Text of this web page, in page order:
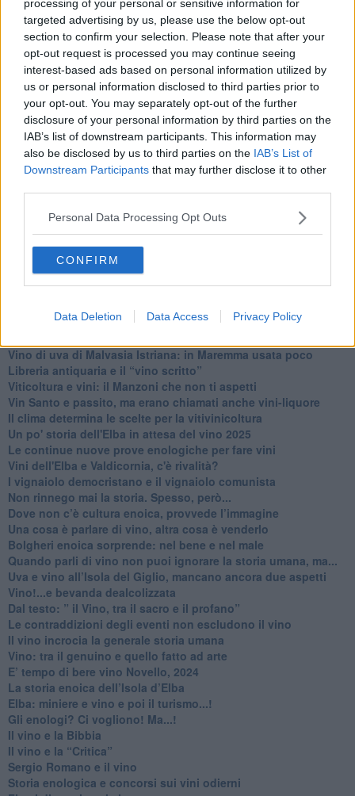
processing of your personal or sensitive information for
targeted advertising by us, please use the below opt-out
section to confirm your selection. Please note that after your
opt-out request is processed you may continue seeing
interest-based ads based on personal information utilized by
us or personal information disclosed to third parties prior to
your opt-out. You may separately opt-out of the further
disclosure of your personal information by third parties on the
IAB’s list of downstream participants. This information may
also be disclosed by us to third parties on the IAB’s List of
Downstream Participants that may further disclose it to other
Personal Data Processing Opt Outs
CONFIRM
Data Deletion Data Access Privacy Policy
alle 20:00 direttamente nella tua casella di posta.
Basta cliccareQUI
Fotogallery
Ti potrebbe interessare anche:
Articoli dal Blog “Vignaioli e vini” di Nadio Stronchi
​Che “Odissea sia”
Scuola di vita e creatività
​La volontà di essere “primi”
Norme viticole e enologiche che miglioreranno la qualità
​I vini della Maremma si stanno arricchendo
Vino, il clima ci mette alle “corde”
​Vino di uva di Malvasia Istriana: in Maremma usata poco
​Libreria antiquaria e il “vino scritto”
​Viticoltura e vini: il Manzoni che non ti aspetti
​Vin Santo e passito, ma erano chiamati anche vini-liquore
Il clima determina le scelte per la vitivinicoltura
Un po' storia dell'Elba in attesa del vino 2025
Le continue nuove prove enologiche per fare vini
Vini dell'Elba e Valdicornia, c'è rivalità?
​I vignaiolo democristano e il vignaiolo comunista
​Non rinnego mai la storia. Spesso, però...
​Dove non c’è cultura enoica, provvede l’immagine
​Una cosa è parlare di vino, altra cosa è venderlo
Bolgheri enoica sorprende: nel bene e nel male
​Quando parli di vino non puoi ignorare la storia umana, ma...
Uva e vino all’Isola del Giglio, mancano ancora due aspetti
​Vino!...e bevanda dealcolizzata
​Dal testo: ” il Vino, tra il sacro e il profano”
Le contraddizioni degli eventi non escludono il vino
​Il vino incrocia la generale storia umana
Vino: tra il genuino e quello fatto ad arte
E’ tempo di bere vino Novello, 2024
La storia enoica dell’Isola d’Elba
Elba: miniere e vino e poi il turismo...!
​Gli enologi? Ci vogliono! Ma...!
​Il vino e la Bibbia
​Il vino e la “Critica”
Sergio Romano e il vino
​Storia enologica e concorsi sui vini odierni